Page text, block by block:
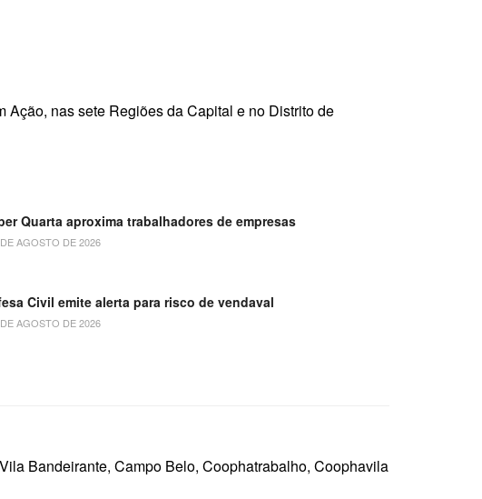
nas sete Regiões da Capital e no Distrito de
Quarta aproxima trabalhadores de empresas
AGOSTO DE 2026
Civil emite alerta para risco de vendaval
AGOSTO DE 2026
Bandeirante, Campo Belo, Coophatrabalho, Coophavila